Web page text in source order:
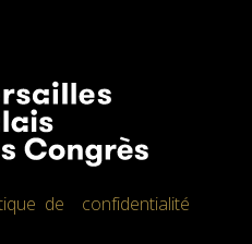
de confidentialité